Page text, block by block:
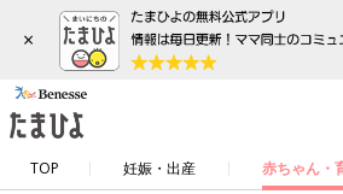
×
TOP 妊娠・出産 赤ちゃん・